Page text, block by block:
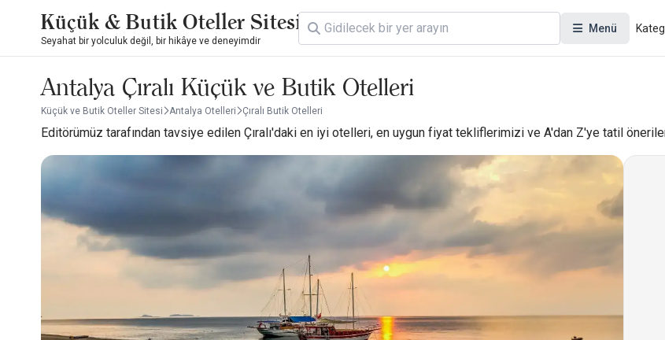
Küçük & Butik Oteller Sitesi
Seyahat bir yolculuk değil, bir hikâye ve deneyimdir
Menü
Antalya Çıralı Küçük ve Butik Otelleri
Küçük ve Butik Oteller Sitesi Antalya Otelleri Çıralı Butik Otelleri
Editörümüz tarafından tavsiye edilen Çıralı'daki en iyi otelleri, en uygun fiyat tekliflerimizi ve A'dan Z'ye tatil